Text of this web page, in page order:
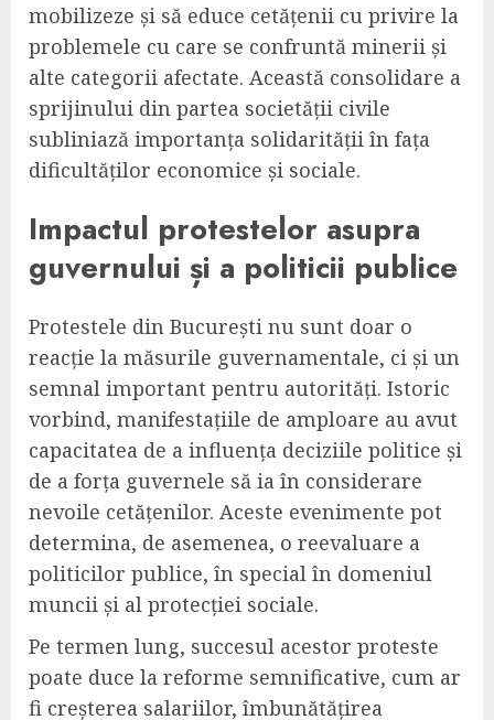
mobilizeze și să educe cetățenii cu privire la
problemele cu care se confruntă minerii și
alte categorii afectate. Această consolidare a
sprijinului din partea societății civile
subliniază importanța solidarității în fața
dificultăților economice și sociale.
Impactul protestelor asupra
guvernului și a politicii publice
Protestele din București nu sunt doar o
reacție la măsurile guvernamentale, ci și un
semnal important pentru autorități. Istoric
vorbind, manifestațiile de amploare au avut
capacitatea de a influența deciziile politice și
de a forța guvernele să ia în considerare
nevoile cetățenilor. Aceste evenimente pot
determina, de asemenea, o reevaluare a
politicilor publice, în special în domeniul
muncii și al protecției sociale.
Pe termen lung, succesul acestor proteste
poate duce la reforme semnificative, cum ar
fi creșterea salariilor, îmbunătățirea